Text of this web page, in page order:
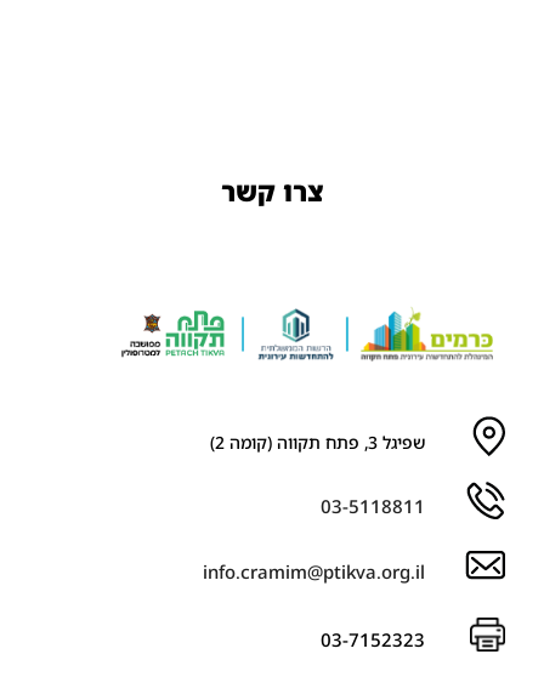
צרו קשר
שפיגל 3, פתח תקווה (קומה 2)
03-5118811
info.cramim@ptikva.org.il
03-7152323